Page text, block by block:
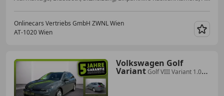
Onlinecars Vertriebs GmbH ZWNL Wien
AT-1020 Wien
Volkswagen Golf
VariantGolf VIII Variant 1.0